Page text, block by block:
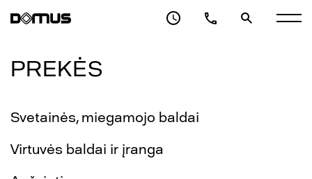
PREKĖS
Svetainės, miegamojo baldai
Virtuvės baldai ir įranga